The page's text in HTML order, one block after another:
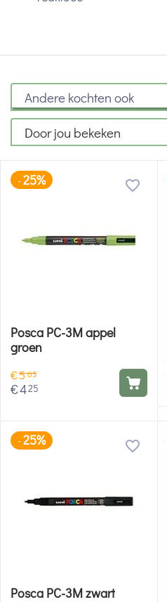
Andere kochten ook
Door jou bekeken
-25%
Posca PC-3M appel
groen
€563
€425
-25%
Posca PC-3M zwart